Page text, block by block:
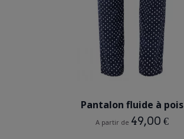
Pantalon fluide à pois
A partir de 49,00 €